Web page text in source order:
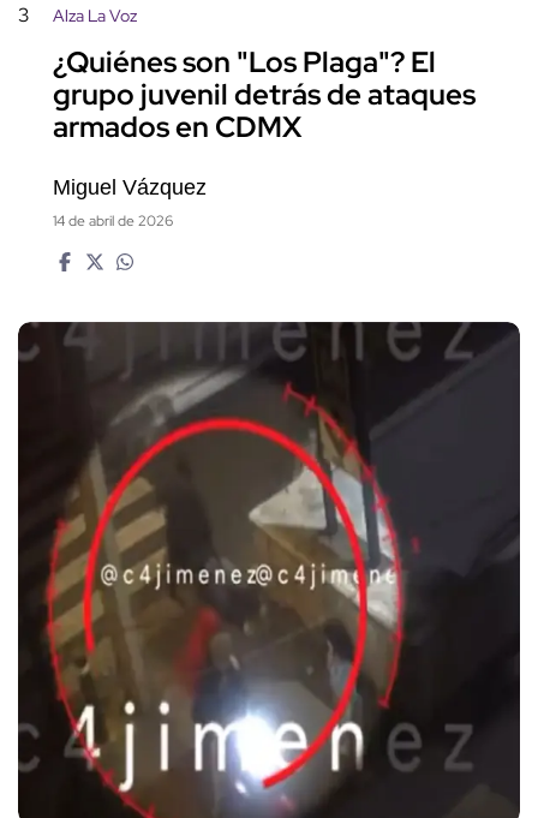
3 Alza La Voz
¿Quiénes son "Los Plaga"? El
grupo juvenil detrás de ataques
armados en CDMX
Miguel Vázquez
14 de abril de 2026